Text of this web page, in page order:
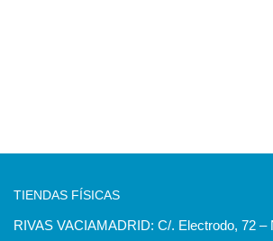
TIENDAS FÍSICAS
RIVAS VACIAMADRID: C/. Electrodo, 72 –